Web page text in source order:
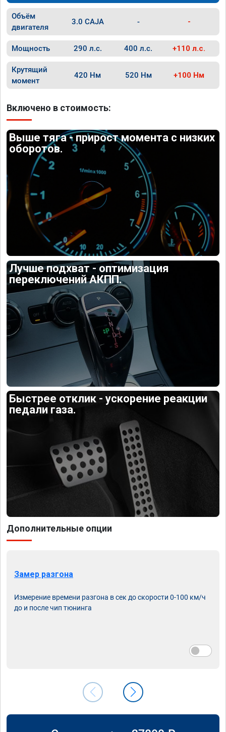
Объём
двигателя
3.0 CAJA - -
Мощность 290 л.с. 400 л.с. +110 л.с.
Крутящий
момент
420 Нм 520 Нм +100 Нм
Включено в стоимость:
Выше тяга - прирост момента с низких
оборотов.
Лучше подхват - оптимизация
переключений АКПП.
Быстрее отклик - ускорение реакции
педали газа.
Дополнительные опции
Замер разгона
Измерение времени разгона в сек до скорости 0-100 км/ч
до и после чип тюнинга